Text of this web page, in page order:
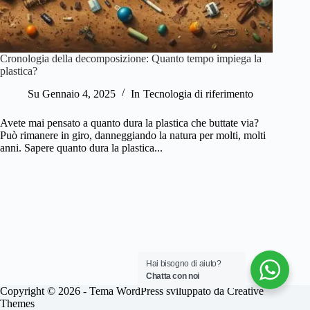
Cronologia della decomposizione: Quanto tempo impiega la
plastica?
Su Gennaio 4, 2025 In Tecnologia di riferimento
Avete mai pensato a quanto dura la plastica che buttate via?
Può rimanere in giro, danneggiando la natura per molti, molti
anni. Sapere quanto dura la plastica...
Copyright © 2026 - Tema WordPress sviluppato da Creative
Themes
Hai bisogno di aiuto?
Chatta con noi